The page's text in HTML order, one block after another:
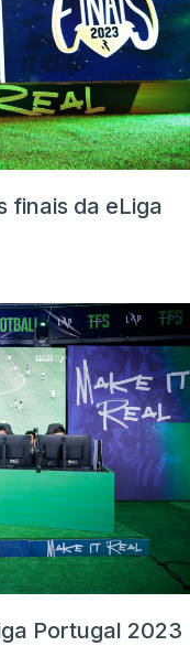
finais da eLiga
Portugal 2023